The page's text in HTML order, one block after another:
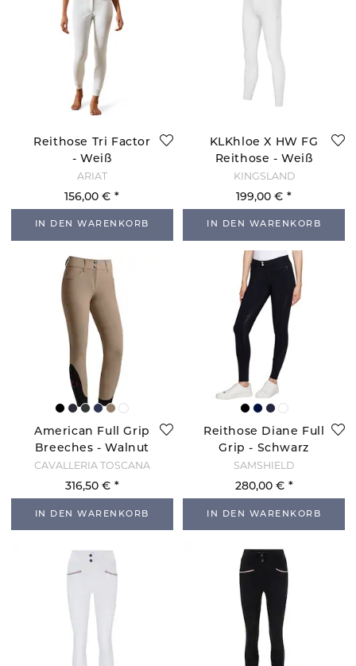
Reithose Tri Factor
- Weiß
ARIAT
156,00 €
IN DEN WARENKORB
KLKhloe X HW FG
Reithose - Weiß
KINGSLAND
199,00 €
IN DEN WARENKORB
American Full Grip
Breeches - Walnut
CAVALLERIA TOSCANA
316,50 €
IN DEN WARENKORB
Reithose Diane Full
Grip - Schwarz
SAMSHIELD
280,00 €
IN DEN WARENKORB